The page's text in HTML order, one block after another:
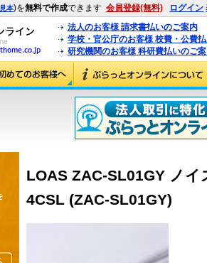
見本)を無料で作成できます 会員登録(無料) ログイン
法人のお客様 請求書払いのご案内
学校・官公庁のお客様 校費・公費
研究機関のお客様 科研費払いのご
LOAS ZAC-SL01GY ノ
4CSL (ZAC-SL01GY)